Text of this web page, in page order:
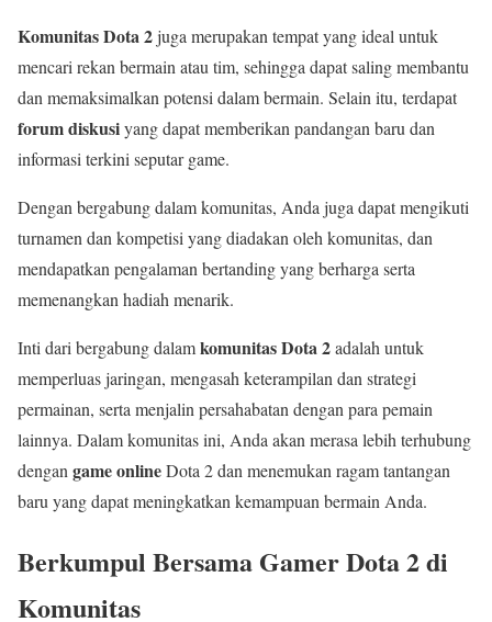
Komunitas Dota 2juga merupakan tempat yang ideal untuk
mencari rekan bermain atau tim, sehingga dapat saling membantu
dan memaksimalkan potensi dalam bermain. Selain itu, terdapat
forum diskusiyang dapat memberikan pandangan baru dan
informasi terkini seputar game.
Dengan bergabung dalam komunitas, Anda juga dapat mengikuti
turnamen dan kompetisi yang diadakan oleh komunitas, dan
mendapatkan pengalaman bertanding yang berharga serta
memenangkan hadiah menarik.
Inti dari bergabung dalamkomunitas Dota 2adalah untuk
memperluas jaringan, mengasah keterampilan dan strategi
permainan, serta menjalin persahabatan dengan para pemain
lainnya. Dalam komunitas ini, Anda akan merasa lebih terhubung
dengan game onlineDota 2 dan menemukan ragam tantangan
baru yang dapat meningkatkan kemampuan bermain Anda.
Berkumpul Bersama Gamer Dota 2 di
Komunitas